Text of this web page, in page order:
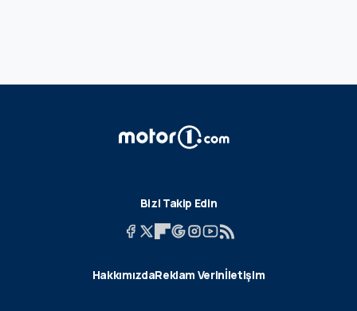
Bizi Takip Edin
HakkımızdaReklam Verinİletişim